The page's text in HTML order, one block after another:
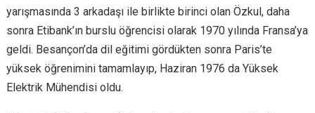
yarışmasında 3 arkadaşı ile birlikte birinci olan Özkul, daha
sonra Etibank’ın burslu öğrencisi olarak 1970 yılında Fransa’ya
geldi. Besançon’da dil eğitimi gördükten sonra Paris’te
yüksek öğrenimini tamamlayıp, Haziran 1976 da Yüksek
Elektrik Mühendisi oldu.